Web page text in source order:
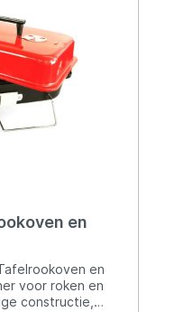
en
en
voor roken en
constructie,